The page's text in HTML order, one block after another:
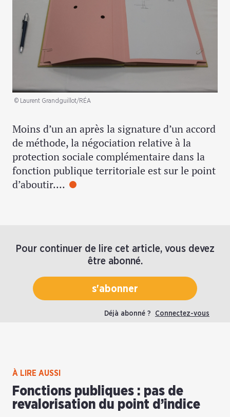
© Laurent Grandguillot/RÉA
Moins d’un an après la signature d’un accord
de méthode, la négociation relative à la
protection sociale complémentaire dans la
fonction publique territoriale est sur le point
d’aboutir.…
Pour continuer de lire cet article, vous devez
être abonné.
s'abonner
Déjà abonné ? Connectez-vous
À LIRE AUSSI
Fonctions publiques : pas de
revalorisation du point d’indice